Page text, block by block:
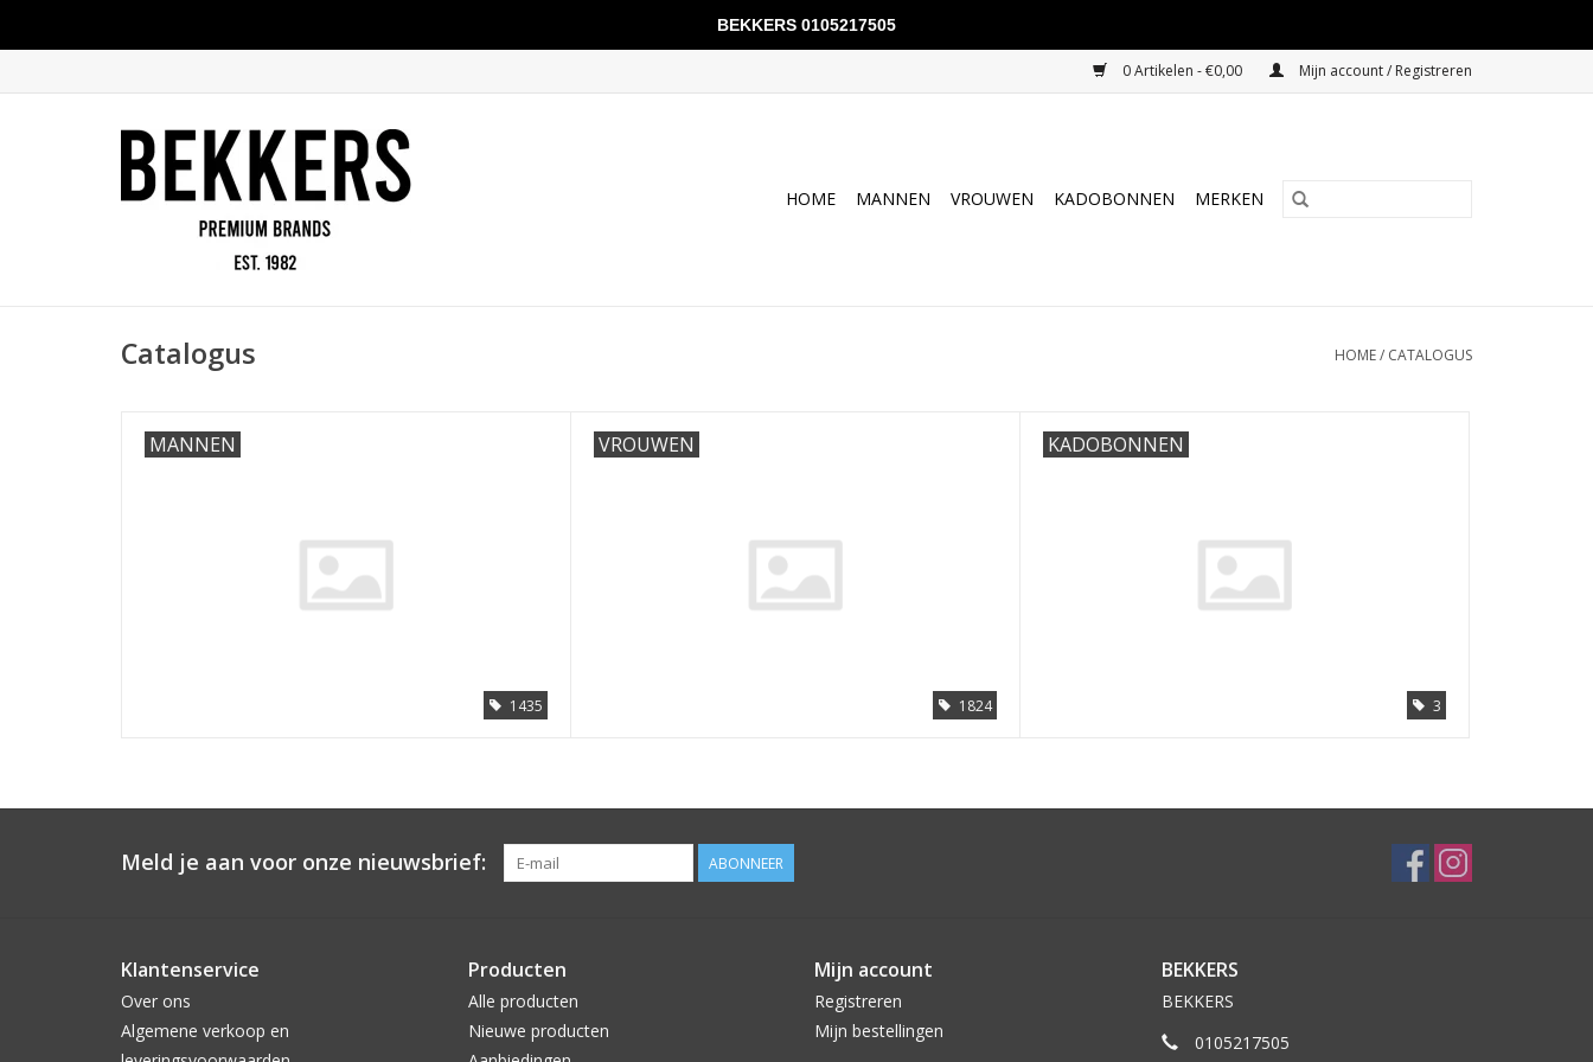
0 Artikelen - €0,00 Mijn account / Registreren
HOME MANNEN VROUWEN KADOBONNEN MERKEN
Catalogus HOME/ CATALOGUS
MANNEN
1435
VROUWEN
1824
KADOBONNEN
3
Meld je aan voor onze nieuwsbrief: ABONNEER
Klantenservice
Over ons
Algemene verkoop en
Producten
Alle producten
Nieuwe producten
Mijn account
Registreren
Mijn bestellingen
BEKKERS
BEKKERS
0105217505
BEKKERS 0105217505